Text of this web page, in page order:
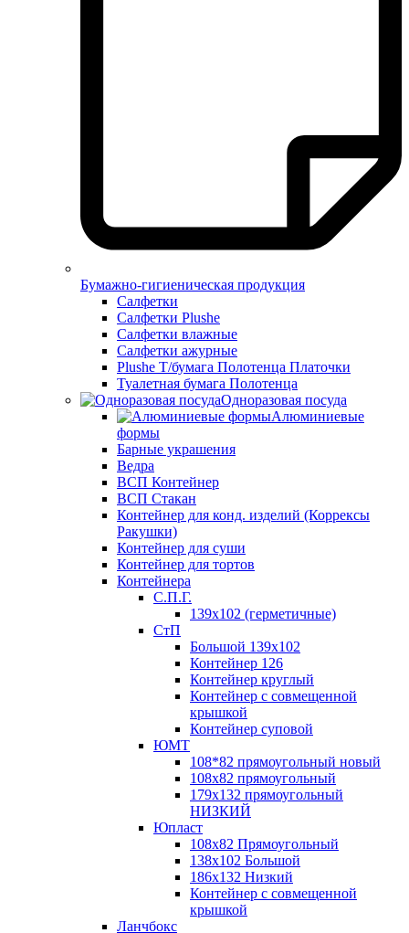
Бумажно-гигиеническая продукция
Салфетки
Салфетки Plushe
Салфетки влажные
Салфетки ажурные
Plushe Т/бумага Полотенца Платочки
Туалетная бумага Полотенца
Одноразовая посуда
Алюминиевые
формы
Барные украшения
Ведра
ВСП Контейнер
ВСП Стакан
Контейнер для конд. изделий (Коррексы
Ракушки)
Контейнер для суши
Контейнер для тортов
Контейнера
С.П.Г.
139х102 (герметичные)
СтП
Большой 139х102
Контейнер 126
Контейнер круглый
Контейнер с совмещенной
крышкой
Контейнер суповой
ЮМТ
108*82 прямоугольный новый
108х82 прямоугольный
179х132 прямоугольный
НИЗКИЙ
Юпласт
108х82 Прямоугольный
138х102 Большой
186х132 Низкий
Контейнер с совмещенной
крышкой
Ланчбокс